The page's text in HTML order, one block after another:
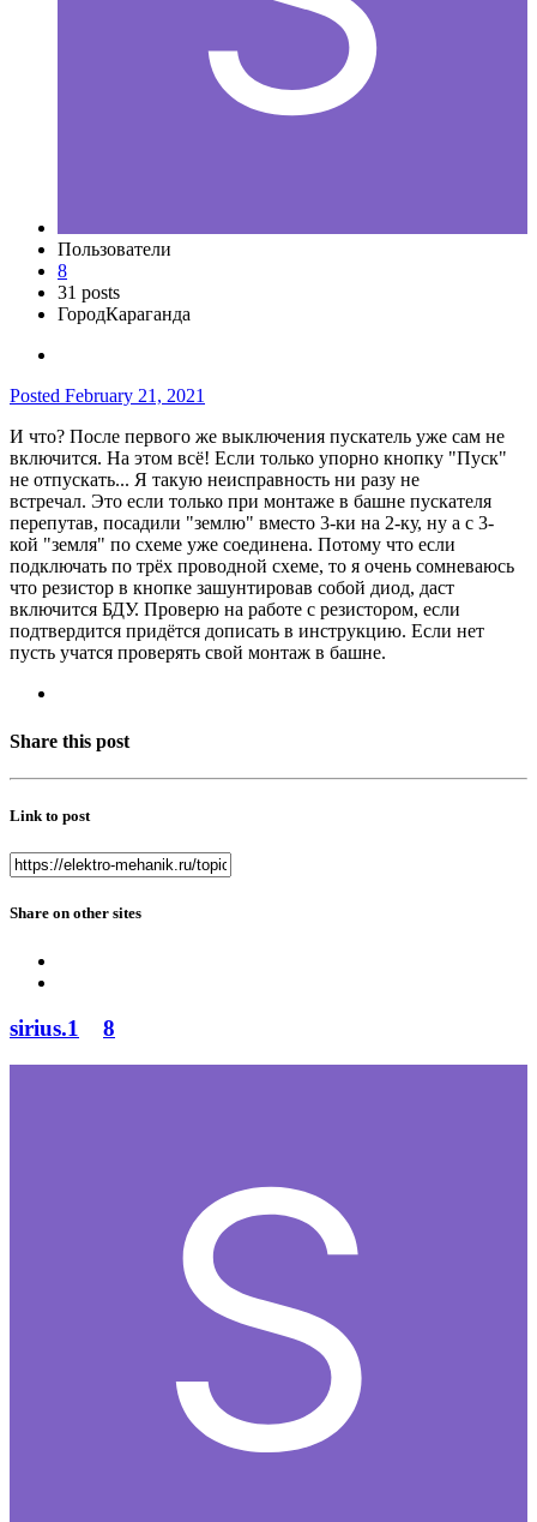
Пользователи
8
31 posts
ГородКараганда
Posted February 21, 2021
И что? После первого же выключения пускатель уже сам не
включится. На этом всё! Если только упорно кнопку "Пуск"
не отпускать... Я такую неисправность ни разу не
встречал. Это если только при монтаже в башне пускателя
перепутав, посадили "землю" вместо 3-ки на 2-ку, ну а с 3-
кой "земля" по схеме уже соединена. Потому что если
подключать по трёх проводной схеме, то я очень сомневаюсь
что резистор в кнопке зашунтировав собой диод, даст
включится БДУ. Проверю на работе с резистором, если
подтвердится придётся дописать в инструкцию. Если нет
пусть учатся проверять свой монтаж в башне.
Share this post
Link to post
Share on other sites
sirius.1 8